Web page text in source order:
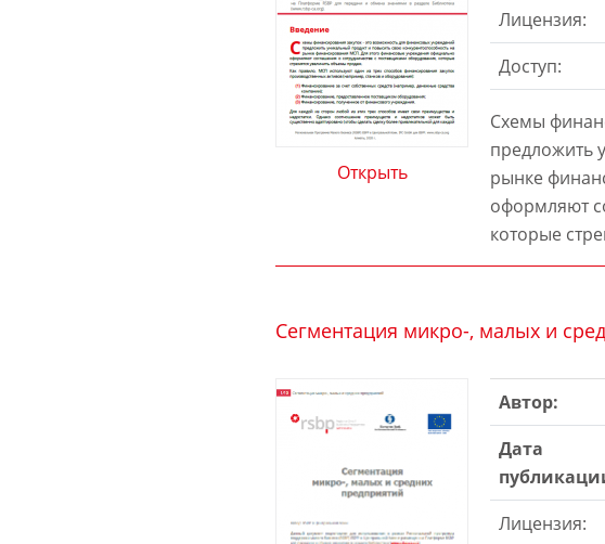
Открыть
Лицензия:
Доступ:
Cхемы
предложить
рынке
оформляют
которые
Сегментация микро-, малых и
Автор:
Дата
Лицензия: